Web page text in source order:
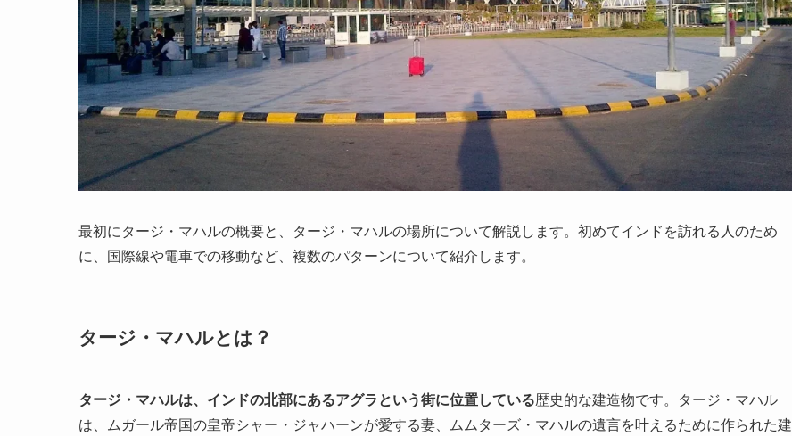
最初にタージ・マハルの概要と、タージ・マハルの場所について解説します。初めてインドを訪れる人のため
に、国際線や電車での移動など、複数のパターンについて紹介します。
タージ・マハルとは？
タージ・マハルは、インドの北部にあるアグラという街に位置している歴史的な建造物です。タージ・マハル
は、ムガール帝国の皇帝シャー・ジャハーンが愛する妻、ムムターズ・マハルの遺言を叶えるために作られた建